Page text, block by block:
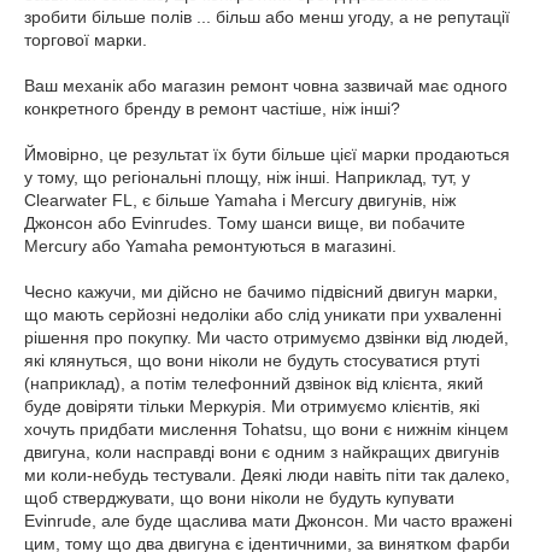
зробити більше полів ... більш або менш угоду, а не репутації
торгової марки.
Ваш механік або магазин ремонт човна зазвичай має одного
конкретного бренду в ремонт частіше, ніж інші?
Ймовірно, це результат їх бути більше цієї марки продаються
у тому, що регіональні площу, ніж інші. Наприклад, тут, у
Clearwater FL, є більше Yamaha і Mercury двигунів, ніж
Джонсон або Evinrudes. Тому шанси вище, ви побачите
Mercury або Yamaha ремонтуються в магазині.
Чесно кажучи, ми дійсно не бачимо підвісний двигун марки,
що мають серйозні недоліки або слід уникати при ухваленні
рішення про покупку. Ми часто отримуємо дзвінки від людей,
які клянуться, що вони ніколи не будуть стосуватися ртуті
(наприклад), а потім телефонний дзвінок від клієнта, який
буде довіряти тільки Меркурія. Ми отримуємо клієнтів, які
хочуть придбати мислення Tohatsu, що вони є нижнім кінцем
двигуна, коли насправді вони є одним з найкращих двигунів
ми коли-небудь тестували. Деякі люди навіть піти так далеко,
щоб стверджувати, що вони ніколи не будуть купувати
Evinrude, але буде щаслива мати Джонсон. Ми часто вражені
цим, тому що два двигуна є ідентичними, за винятком фарби